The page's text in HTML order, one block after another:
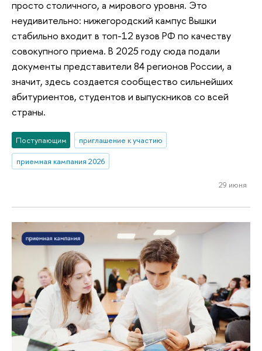
просто столичного, а мирового уровня. Это
неудивительно: нижегородский кампус Вышки
стабильно входит в топ-12 вузов РФ по качеству
совокупного приема. В 2025 году сюда подали
документы представители 84 регионов России, а
значит, здесь создается сообщество сильнейших
абитуриентов, студентов и выпускников со всей
страны.
Поступающим
приглашение к участию
приемная кампания 2026
29 июня